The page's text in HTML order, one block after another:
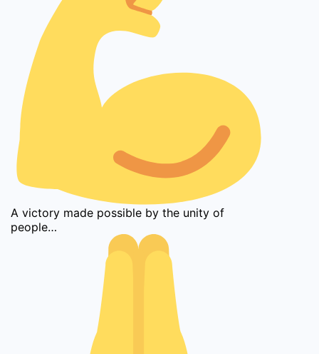
A victory made possible by the unity of
people…